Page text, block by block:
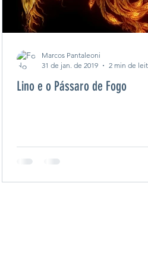
Lino e o Pássaro de Fogo
Marcos Pantaleoni
31 de jan. de 2019
2 min de